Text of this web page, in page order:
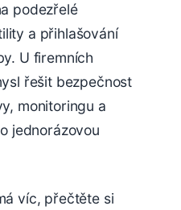
podezřelé
a přihlašování
U firemních
řešit bezpečnost
monitoringu a
jednorázovou
víc, přečtěte si